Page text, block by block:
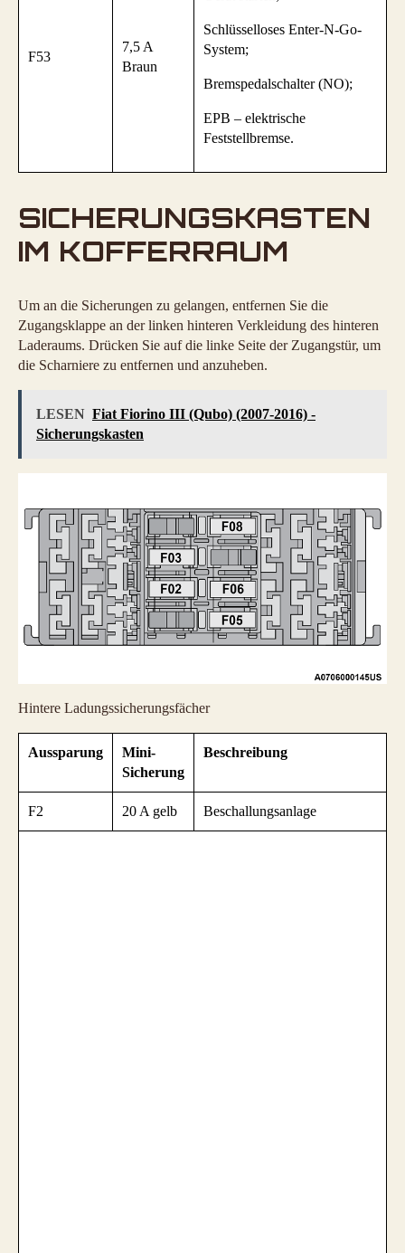
F53
7,5 A
Braun
Schlüsselloses Enter-N-Go-
System;
Bremspedalschalter (NO);
EPB – elektrische
Feststellbremse.
SICHERUNGSKASTEN
IM KOFFERRAUM
Um an die Sicherungen zu gelangen, entfernen Sie die
Zugangsklappe an der linken hinteren Verkleidung des hinteren
Laderaums. Drücken Sie auf die linke Seite der Zugangstür, um
die Scharniere zu entfernen und anzuheben.
LESEN Fiat Fiorino III (Qubo) (2007-2016) -
Sicherungskasten
Hintere Ladungssicherungsfächer
Aussparung
Mini-
Sicherung
Beschreibung
F2 20 A gelb Beschallungsanlage